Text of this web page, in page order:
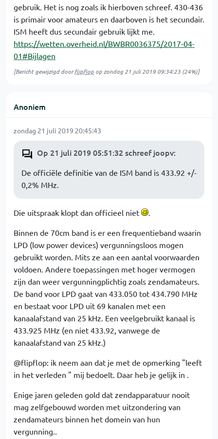
gebruik. Het is nog zoals ik hierboven schreef. 430-436
is primair voor amateurs en daarboven is het secundair.
ISM heeft dus secundair gebruik lijkt me.
https://wetten.overheid.nl/BWBR0036375/2017-04-
01#Bijlagen
[Bericht gewijzigd doorflipflop op zondag 21 juli 2019 09:34:23 (24%)]
Anoniem
zondag 21 juli 2019 20:45:43
Op 21 juli 2019 05:51:32 schreef joopv:
De officiële definitie van de ISM band is 433.92 +/-
0,2% MHz.
Die uitspraak klopt dan officieel niet .
Binnen de 70cm band is er een frequentieband waarin
LPD (low power devices) vergunningsloos mogen
gebruikt worden. Mits ze aan een aantal voorwaarden
voldoen. Andere toepassingen met hoger vermogen
zijn dan weer vergunningplichtig zoals zendamateurs.
De band voor LPD gaat van 433.050 tot 434.790 MHz
en bestaat voor LPD uit 69 kanalen met een
kanaalafstand van 25 kHz. Een veelgebruikt kanaal is
433.925 MHz (en niet 433.92, vanwege de
kanaalafstand van 25 kHz.)
@flipflop: ik neem aan dat je met de opmerking "leeft
in het verleden " mij bedoelt. Daar heb je gelijk in .
Enige jaren geleden gold dat zendapparatuur nooit
mag zelfgebouwd worden met uitzondering van
zendamateurs binnen het domein van hun
vergunning..